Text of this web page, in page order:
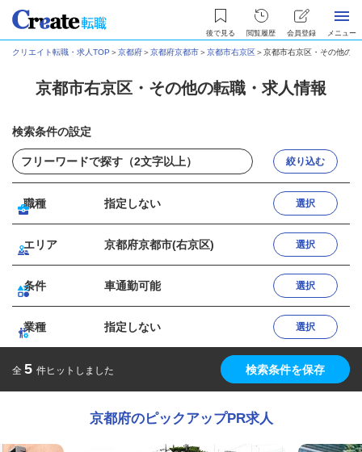
後で見る 閲覧履歴 会員登録 メニュー
クリエイト転職・求人TOP ＞京都府＞京都府京都市＞京都市右京区＞京都市右京区・その他の
京都市右京区・その他の転職・求人情報
検索条件の設定
絞り込む
職種 指定しない 選択
エリア 京都府京都市(右京区) 選択
条件 車通勤可能 選択
業種 指定しない 選択
全 5 件ヒットしました 検索条件を保存
京都府のピックアップPR求人